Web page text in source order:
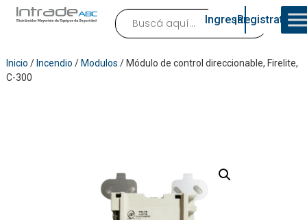
Ingresar¡Registrate!
Inicio / Incendio / Modulos / Módulo de control direccionable, Firelite,
C-300